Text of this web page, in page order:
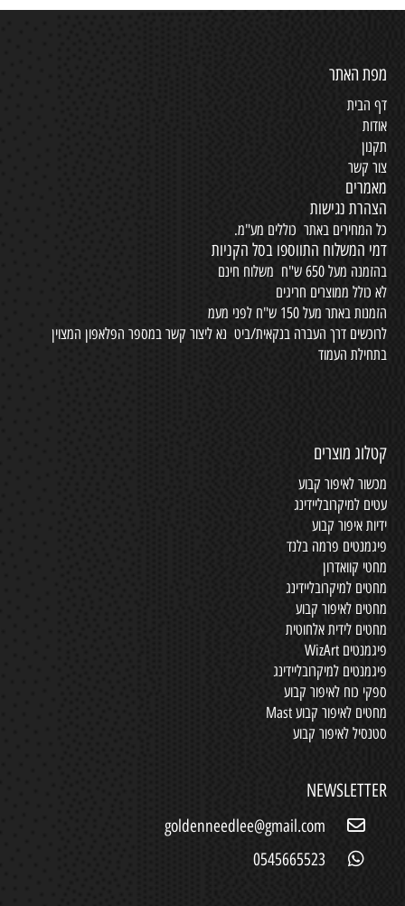
מפת האתר
דף הבית
אודות
תקנון
צור קשר
מאמרים
הצהרת נגישות
כל המחירים באתר כוללים מע"מ.
דמי המשלוח התווספו בסל הקניות
בהזמנה מעל 650 ש"ח משלוח חינם
לא כולל ממוצרים חריגים
הזמנות באתר מעל 150 ש"ח לפני מעמ
לרוכשים דרך העברה בנקאית/ביט נא ליצור קשר במספר הפלאפון המצוין
בתחילת העמוד
קטלוג מוצרים
מכשור לאיפור קבוע
עטים למיקרובליידינג
ידיות איפור קבוע
פיגמנטים פרמה בלנד
מחטי קוואדרון
מחטים למיקרובליידינג
מחטים לאיפור קבוע
מחטים לידית אלחוטית
פיגמנטים WizArt
פיגמנטים למיקרובליידינג
ספקי כוח לאיפור קבוע
מחטים לאיפור קבוע Mast
סטנסיל לאיפור קבוע
NEWSLETTER
goldenneedlee@gmail.com
0545665523